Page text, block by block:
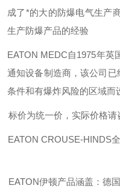
成了*的大的防爆电气生产
生产防爆产品的经验
EATON MEDC自1975年英
通知设备制造商，该公司
条件和有爆炸风险的区域而
标价为统一价，实际价格请
EATON CROUSE-HINDS
EATON伊顿产品涵盖：德